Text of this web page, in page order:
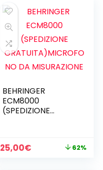
BEHRINGER
ECM8000
(SPEDIZIONE
Il
25,00€ 62%